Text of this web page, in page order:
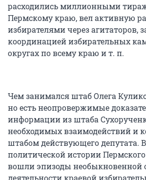
расходились миллионными
Пермскому краю, вел активную
избирателями через агитаторов,
координацией избирательных
округах по всему краю и т. п.
Чем занимался штаб Олега
но есть неопровержимые
информации из штаба
необходимых взаимодействий и
штабом действующего депутата.
политической истории
вошли эпизоды необыкновенной
деятельности краевой